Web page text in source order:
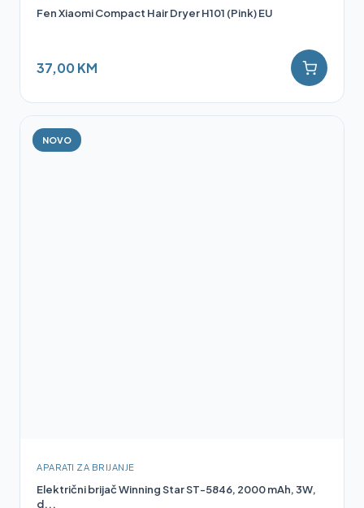
Fen Xiaomi Compact Hair Dryer H101 (Pink) EU
37,00 KM
NOVO
APARATI ZA BRIJANJE
Električni brijač Winning Star ST-5846, 2000 mAh, 3W,
d...